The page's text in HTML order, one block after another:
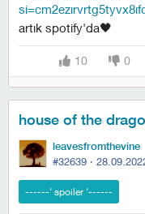
artık spotify'da🖤
10 0
house of the
leavesfromthevine
#32639 ·